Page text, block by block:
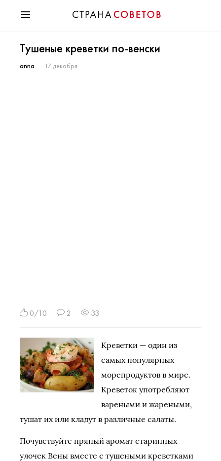
Мода
Звезды
Тушеные креветки по-венски
anna 17 декабря
0/10 2 33
Креветки — один из
самых популярных
морепродуктов в мире.
Креветок употребляют
вареными и жареными,
тушат их или кладут в различные салаты.
Почувствуйте пряный аромат старинных
улочек Вены вместе с тушеными креветками